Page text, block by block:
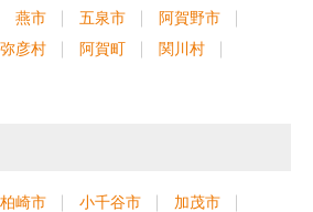
燕市 五泉市
阿賀野市
弥彦村 阿賀町
関川村
柏崎市 小千谷市
加茂市